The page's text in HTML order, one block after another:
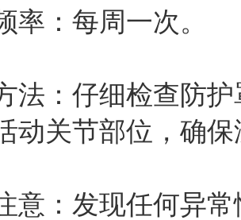
：每周一次。
：仔细检查防护
动关节部位，确
：发现任何异常